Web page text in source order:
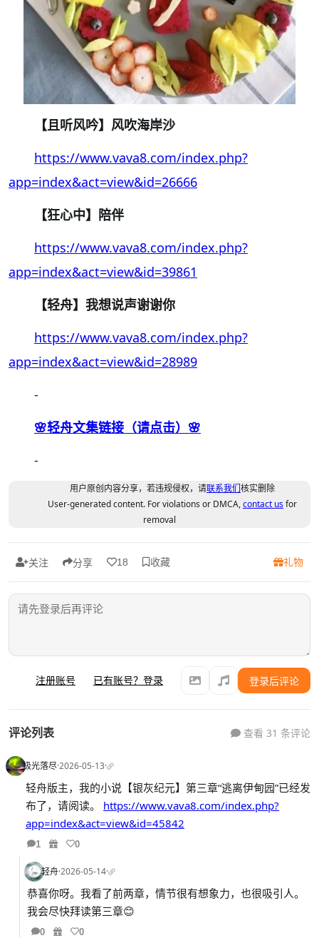
【且听风吟】风吹海岸沙
https://www.vava8.com/index.php?
app=index&act=view&id=26666
【狂心中】陪伴
https://www.vava8.com/index.php?
app=index&act=view&id=39861
【轻舟】我想说声谢谢你
https://www.vava8.com/index.php?
app=index&act=view&id=28989
-
🌸轻舟文集链接（请点击）🌸
-
用户原创内容分享，若违规侵权，请联系我们核实删除
User-generated content. For violations or DMCA,contact usfor
removal
关注 分享 18 收藏 礼物
注册账号 已有账号？登录 登录后评论
评论列表 查看 31 条评论
极光落尽·2026-05-13·
轻舟版主，我的小说【银灰纪元】第三章“逃离伊甸园”已经发
布了，请阅读。 https://www.vava8.com/index.php?
app=index&act=view&id=45842
1 0
轻舟·2026-05-14·
恭喜你呀。我看了前两章，情节很有想象力，也很吸引人。
我会尽快拜读第三章😊
0 0